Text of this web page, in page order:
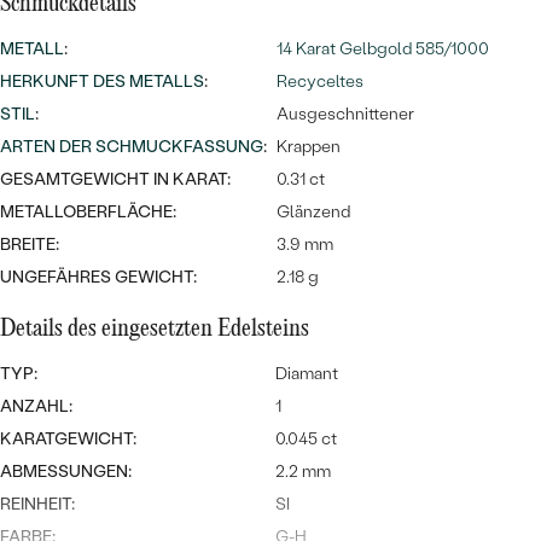
Wave Kollektion
NACH DER FARBE
NACH DER FORM
MASSGEFERTIGTER
DIAMANTEN
Ohrrinnge
ANSEHEN
Personalisierte
Halsketten
ANSEHEN
Meistverkaufte
ANSEHEN
METALL:
14 Karat Gelbgold 585/1000
HERKUNFT DES METALLS:
Recyceltes
STIL:
Ausgeschnittener
ARTEN DER SCHMUCKFASSUNG: Krappen
GESAMTGEWICHT IN KARAT:
0.31 ct
METALLOBERFLÄCHE:
Glänzend
BREITE:
3.9 mm
UNGEFÄHRES GEWICHT:
2.18 g
Details des eingesetzten Edelsteins
TYP:
Diamant
ANZAHL:
1
KARATGEWICHT:
0.045 ct
ABMESSUNGEN:
2.2 mm
REINHEIT:
SI
FARBE:
G-H